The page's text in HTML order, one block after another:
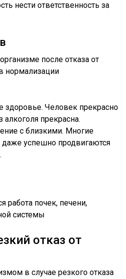
нести ответственность за
после отказа от
нормализации
здоровье. Человек прекрасно
алкоголя прекрасна.
с близкими. Многие
даже успешно продвигаются
работа почек, печени,
системы
отказ от
в случае резкого отказа